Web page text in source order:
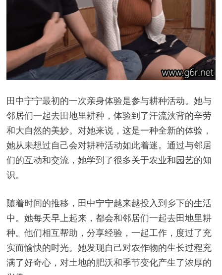
田中宁宁最初的一次亲身体验是参与耕种活动。她与
邻居们一起去田地里耕种，体验到了汗流浃背的辛劳
和大自然的美妙。对她来说，这是一种全新的体验，
她从未想过自己会对耕种活动如此着迷。通过与邻居
们的互动和交流，她学到了很多关于农业和园艺的知
识。
随着时间的推移，田中宁宁越来越投入到乡下的生活
中。她每天早上起来，都会和邻居们一起去田地里耕
种。他们相互帮助，分享经验，一起工作，度过了充
实而愉快的时光。她发现自己对农作物的生长过程充
满了好奇心，对土地的肥沃和季节变化产生了浓厚的